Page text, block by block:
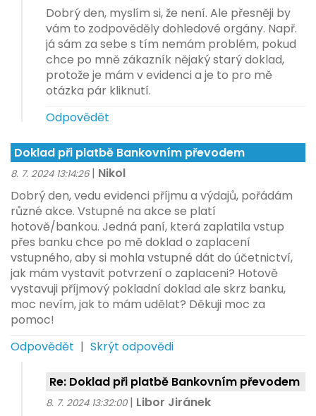
Dobrý den, myslím si, že není. Ale přesněji by
vám to zodpověděly dohledové orgány. Např.
já sám za sebe s tím nemám problém, pokud
chce po mně zákazník nějaký starý doklad,
protože je mám v evidenci a je to pro mě
otázka pár kliknutí.
Odpovědět
Doklad při platbě Bankovním převodem
8. 7. 2024 13:14:26 | Nikol
Dobrý den, vedu evidenci příjmu a výdajů, pořádám
různé akce. Vstupné na akce se platí
hotově/bankou. Jedná paní, která zaplatila vstup
přes banku chce po mě doklad o zaplacení
vstupného, aby si mohla vstupné dát do účetnictví,
jak mám vystavit potvrzení o zaplaceni? Hotově
vystavuji příjmový pokladní doklad ale skrz banku,
moc nevím, jak to mám udělat? Děkuji moc za
pomoc!
Odpovědět | Skrýt odpovědi
Re: Doklad při platbě Bankovním převodem
8. 7. 2024 13:32:00 | Libor Jiránek